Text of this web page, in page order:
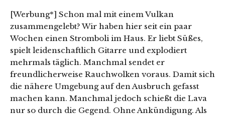
[Werbung*] Schon mal mit einem Vulkan
zusammengelebt? Wir haben hier seit ein paar
Wochen einen Stromboli im Haus. Er liebt Süßes,
spielt leidenschaftlich Gitarre und explodiert
mehrmals täglich. Manchmal sendet er
freundlicherweise Rauchwolken voraus. Damit sich
die nähere Umgebung auf den Ausbruch gefasst
machen kann. Manchmal jedoch schießt die Lava
nur so durch die Gegend. Ohne Ankündigung. Als